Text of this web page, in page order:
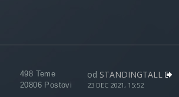
498 Teme
20806 Postovi
od STANDINGTALL
23 DEC 2021, 15:52